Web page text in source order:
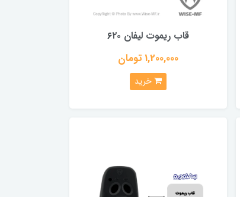
قاب ریموت لیفان ۶۲۰
1,200,000 تومان
خرید